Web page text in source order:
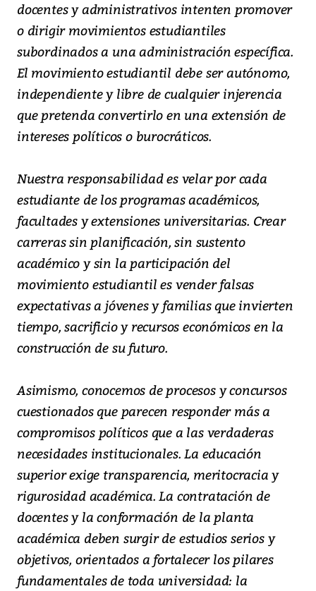
docentes y administrativos intenten promover
o dirigir movimientos estudiantiles
subordinados a una administración específica.
El movimiento estudiantil debe ser autónomo,
independiente y libre de cualquier injerencia
que pretenda convertirlo en una extensión de
intereses políticos o burocráticos.
Nuestra responsabilidad es velar por cada
estudiante de los programas académicos,
facultades y extensiones universitarias. Crear
carreras sin planificación, sin sustento
académico y sin la participación del
movimiento estudiantil es vender falsas
expectativas a jóvenes y familias que invierten
tiempo, sacrificio y recursos económicos en la
construcción de su futuro.
Asimismo, conocemos de procesos y concursos
cuestionados que parecen responder más a
compromisos políticos que a las verdaderas
necesidades institucionales. La educación
superior exige transparencia, meritocracia y
rigurosidad académica. La contratación de
docentes y la conformación de la planta
académica deben surgir de estudios serios y
objetivos, orientados a fortalecer los pilares
fundamentales de toda universidad: la